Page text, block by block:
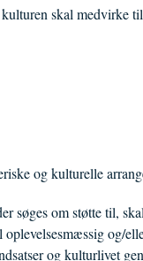
skal medvirke
og kulturelle
søges om støtte til,
og/
og kulturlivet